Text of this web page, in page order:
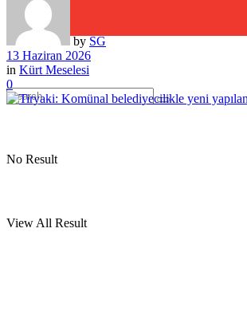
No Result
View All Result
by SG
13 Haziran 2026
in Kürt Meselesi
0